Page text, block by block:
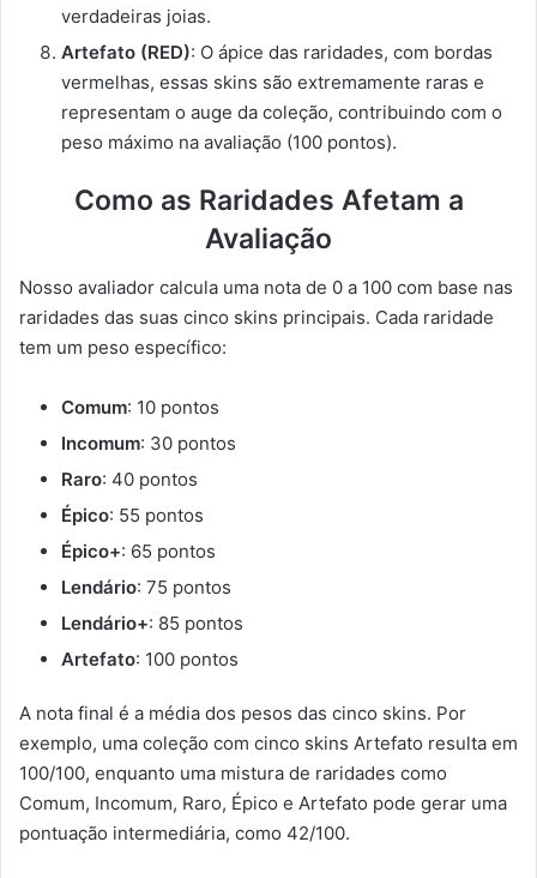
verdadeiras joias.
Artefato (RED): O ápice das raridades, com bordas
vermelhas, essas skins são extremamente raras e
representam o auge da coleção, contribuindo com o
peso máximo na avaliação (100 pontos).
Como as Raridades Afetam a
Avaliação
Nosso avaliador calcula uma nota de 0 a 100 com base nas
raridades das suas cinco skins principais. Cada raridade
tem um peso específico:
Comum: 10 pontos
Incomum: 30 pontos
Raro: 40 pontos
Épico: 55 pontos
Épico+: 65 pontos
Lendário: 75 pontos
Lendário+: 85 pontos
Artefato: 100 pontos
A nota final é a média dos pesos das cinco skins. Por
exemplo, uma coleção com cinco skins Artefato resulta em
100/100, enquanto uma mistura de raridades como
Comum, Incomum, Raro, Épico e Artefato pode gerar uma
pontuação intermediária, como 42/100.